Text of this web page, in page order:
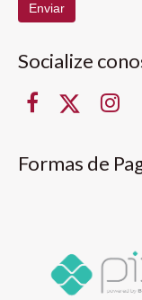
Enviar
Socialize
Formas de